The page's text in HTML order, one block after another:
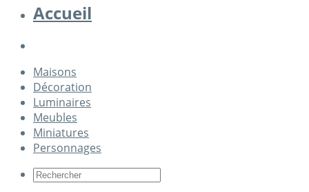
Accueil
Maisons
Décoration
Luminaires
Meubles
Miniatures
Personnages